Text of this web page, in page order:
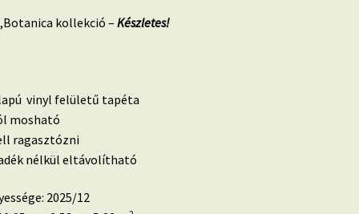
kollekció – Készletes!
vinyl felületű tapéta
mosható
ragasztózni
nélkül eltávolítható
2025/12